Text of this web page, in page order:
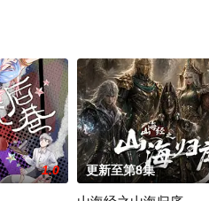
1.0 更新至第8集